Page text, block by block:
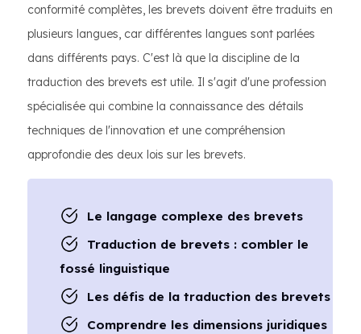
conformité complètes, les brevets doivent être traduits en
plusieurs langues, car différentes langues sont parlées
dans différents pays. C'est là que la discipline de la
traduction des brevets est utile. Il s'agit d'une profession
spécialisée qui combine la connaissance des détails
techniques de l'innovation et une compréhension
approfondie des deux lois sur les brevets.
Le langage complexe des brevets
Traduction de brevets : combler le
fossé linguistique
Les défis de la traduction des brevets
Comprendre les dimensions juridiques